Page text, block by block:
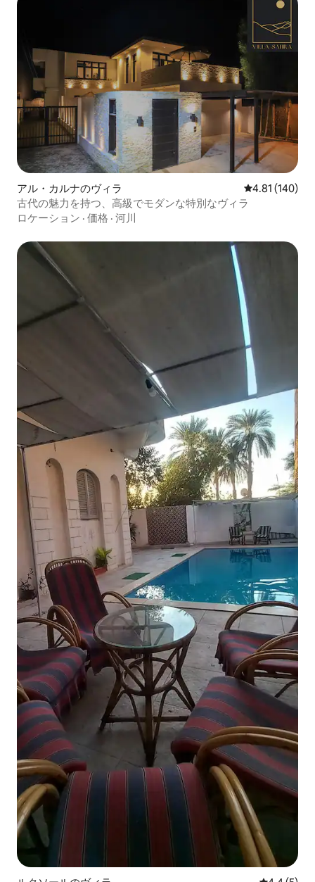
アル・カルナのヴィラ レビュー140
4.81 (140)
古代の魅力を持つ、高級でモダンな特別なヴィラ
ロケーション · 価格 · 河川